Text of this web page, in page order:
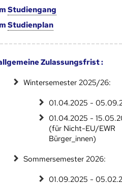
Studien­gang
Studien­plan
Zulassungsfrist :
Wintersemester 2025/26:
01.04.2025 -
01.04.2025 -
(für Nicht-EU/EWR
Bürger_innen)
Sommersemester 2026:
01.09.2025 -